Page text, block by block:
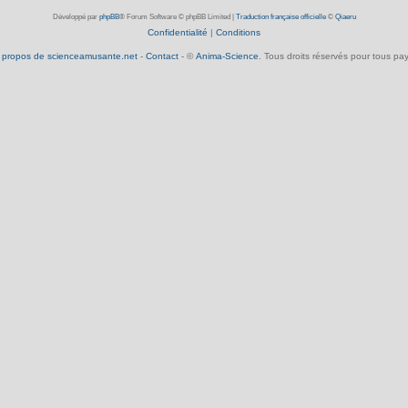
Développé par phpBB® Forum Software © phpBB Limited Traduction française officielle© Qiaeru
Confidentialité Conditions
de scienceamusante.net- Contact- © Anima-Science. Tous droits réservés pour tous